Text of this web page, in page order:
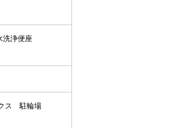
洗浄便座
ス
駐輪場